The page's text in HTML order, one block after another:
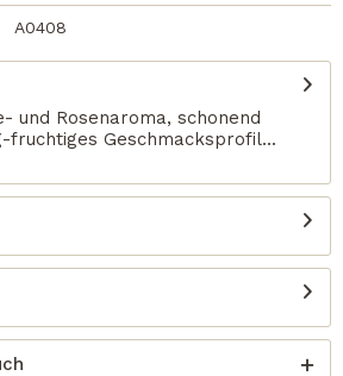
A0408
und Rosenaroma, schonend
Geschmacksprofil...